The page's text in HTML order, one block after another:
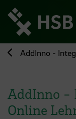
zum
Seiteninhalt
springen
AddInno -
AddInno -
Online